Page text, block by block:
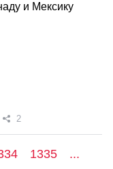
и Мексику
2
1335
...